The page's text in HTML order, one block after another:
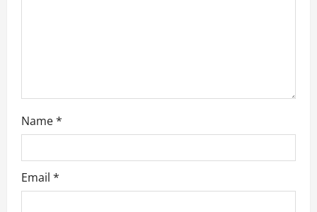
Name*
Email *